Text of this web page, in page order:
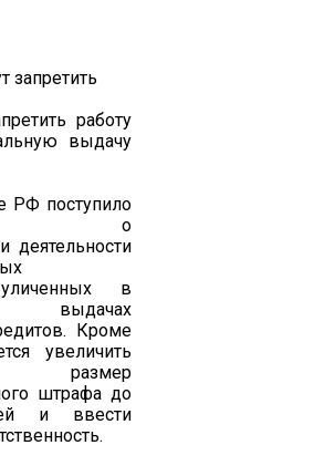
работу
выдачу
РФ поступило
о
деятельности
уличенных в
выдачах
Кроме
увеличить
размер
штрафа до
и ввести